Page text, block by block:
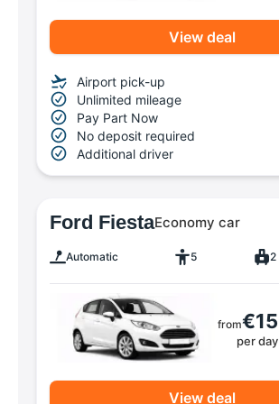
View deal
Airport pick-up
Unlimited mileage
Pay Part Now
No deposit required
Additional driver
Ford FiestaEconomy car
Automatic 5 2
from€15
per day
View deal